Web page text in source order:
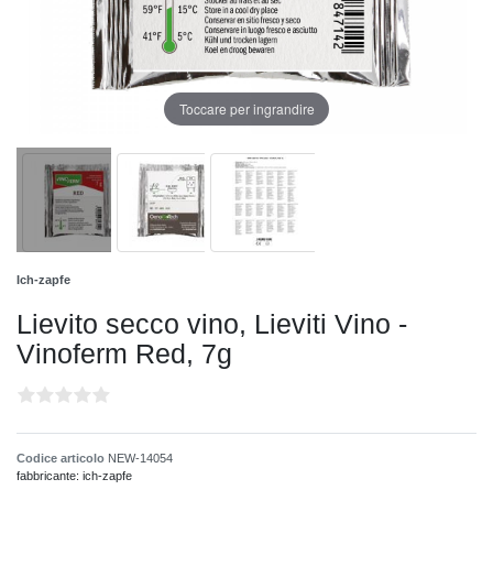
Toccare per ingrandire
Ich-zapfe
Lievito secco vino, Lieviti Vino -
Vinoferm Red, 7g
Codice articolo NEW-14054
fabbricante: ich-zapfe